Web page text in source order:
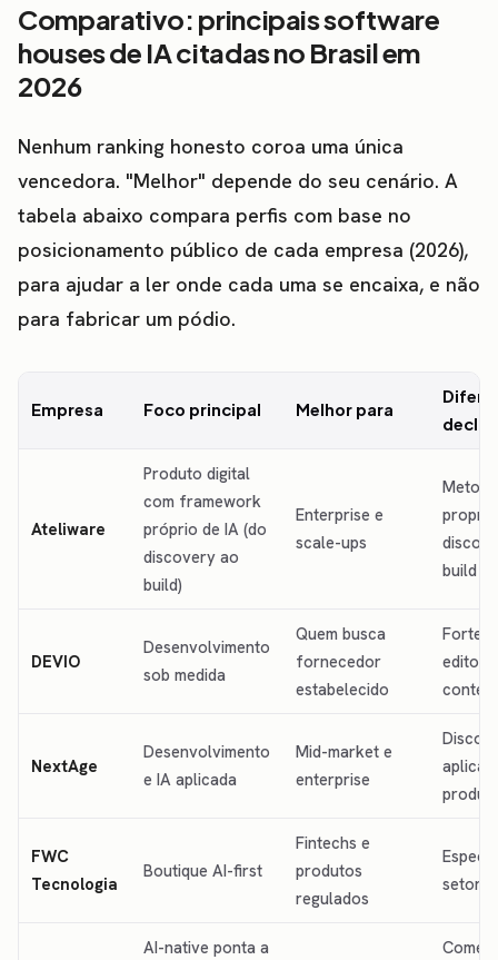
Comparativo: principais software
houses de IA citadas no Brasil em
2026
Nenhum ranking honesto coroa uma única
vencedora. "Melhor" depende do seu cenário. A
tabela abaixo compara perfis com base no
posicionamento público de cada empresa (2026),
para ajudar a ler onde cada uma se encaixa, e não
para fabricar um pódio.
Empresa Foco principal Melhor para
Ateliware
Produto digital
com framework
próprio de IA (do
discovery ao
build)
Enterprise e
scale-ups
build
DEVIO
Desenvolvimento
sob medida
Quem busca
fornecedor
estabelecido
Forte
NextAge
Desenvolvimento
e IA aplicada
Mid-market e
enterprise
FWC
Tecnologia
Boutique AI-first
Fintechs e
produtos
regulados
AI-native ponta a